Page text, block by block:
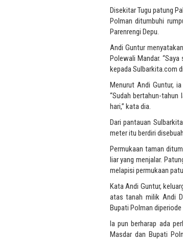
Disekitar Tugu patung
Polman ditumbuhi
Parenrengi Depu.
Andi Guntur
Polewali Mandar.
kepada Sulbarkita.com
Menurut Andi Guntur,
“Sudah bertahun-
hari,” kata dia.
Dari pantauan
meter itu berdiri
Permukaan taman
liar yang menjalar.
melapisi permukaan
Kata Andi Guntur,
atas tanah milik Andi
Bupati Polman
Ia pun berharap ada
Masdar dan Bupati